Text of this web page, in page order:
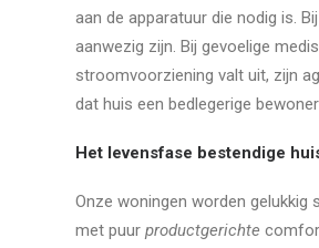
aan de apparatuur die nodig is.
aanwezig zijn. Bij gevoelige
stroomvoorziening valt uit, zijn
dat huis een bedlegerige
Het levensfase bestendige
Onze woningen worden gelukkig
met puur productgerichte